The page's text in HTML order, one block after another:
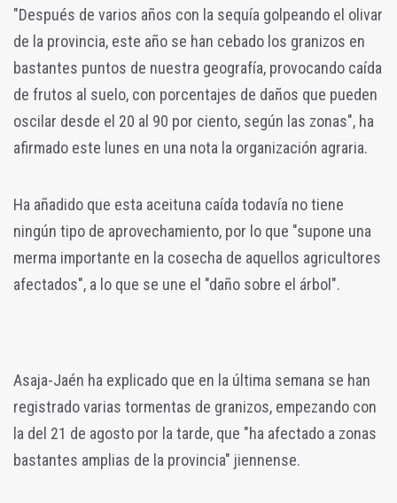
"Después de varios años con la sequía golpeando el olivar
de la provincia, este año se han cebado los granizos en
bastantes puntos de nuestra geografía, provocando caída
de frutos al suelo, con porcentajes de daños que pueden
oscilar desde el 20 al 90 por ciento, según las zonas", ha
afirmado este lunes en una nota la organización agraria.
Ha añadido que esta aceituna caída todavía no tiene
ningún tipo de aprovechamiento, por lo que "supone una
merma importante en la cosecha de aquellos agricultores
afectados", a lo que se une el "daño sobre el árbol".
Asaja-Jaén ha explicado que en la última semana se han
registrado varias tormentas de granizos, empezando con
la del 21 de agosto por la tarde, que "ha afectado a zonas
bastantes amplias de la provincia" jiennense.